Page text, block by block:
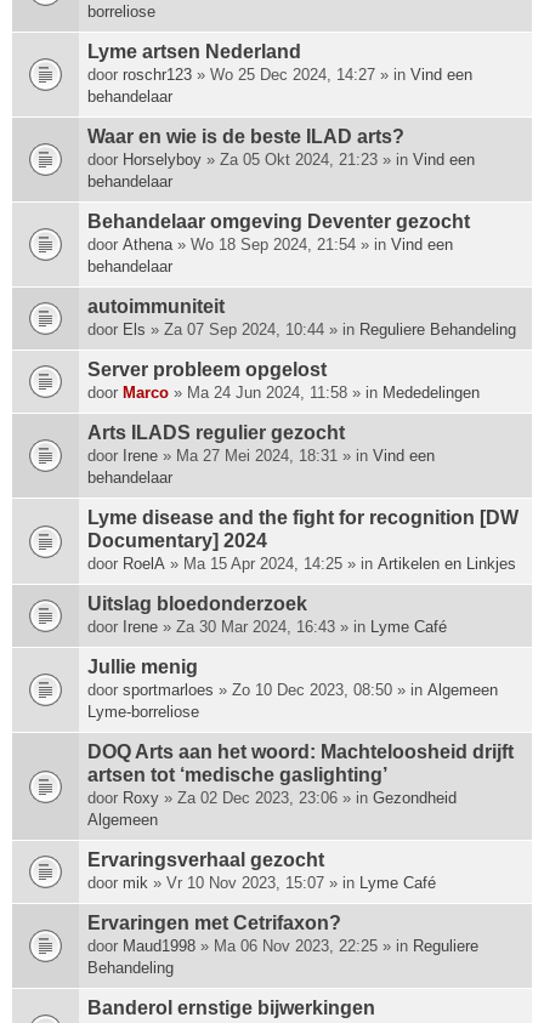
borreliose
Lyme artsen Nederland
door roschr123 » Wo 25 Dec 2024, 14:27 » in Vind een
behandelaar
Waar en wie is de beste ILAD arts?
door Horselyboy » Za 05 Okt 2024, 21:23 » in Vind een
behandelaar
Behandelaar omgeving Deventer gezocht
door Athena » Wo 18 Sep 2024, 21:54 » in Vind een
behandelaar
autoimmuniteit
door Els » Za 07 Sep 2024, 10:44 » in Reguliere Behandeling
Server probleem opgelost
door Marco » Ma 24 Jun 2024, 11:58 » in Mededelingen
Arts ILADS regulier gezocht
door Irene » Ma 27 Mei 2024, 18:31 » in Vind een
behandelaar
Lyme disease and the fight for recognition [DW
Documentary] 2024
door RoelA » Ma 15 Apr 2024, 14:25 » in Artikelen en Linkjes
Uitslag bloedonderzoek
door Irene » Za 30 Mar 2024, 16:43 » in Lyme Café
Jullie menig
door sportmarloes » Zo 10 Dec 2023, 08:50 » in Algemeen
Lyme-borreliose
DOQ Arts aan het woord: Machte­loosheid drijft
artsen tot ‘medische gas­lighting’
door Roxy » Za 02 Dec 2023, 23:06 » in Gezondheid
Algemeen
Ervaringsverhaal gezocht
door mik » Vr 10 Nov 2023, 15:07 » in Lyme Café
Ervaringen met Cetrifaxon?
door Maud1998 » Ma 06 Nov 2023, 22:25 » in Reguliere
Behandeling
Banderol ernstige bijwerkingen